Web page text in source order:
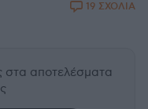
19 ΣΧΟΛΙΑ
στα αποτελέσματα